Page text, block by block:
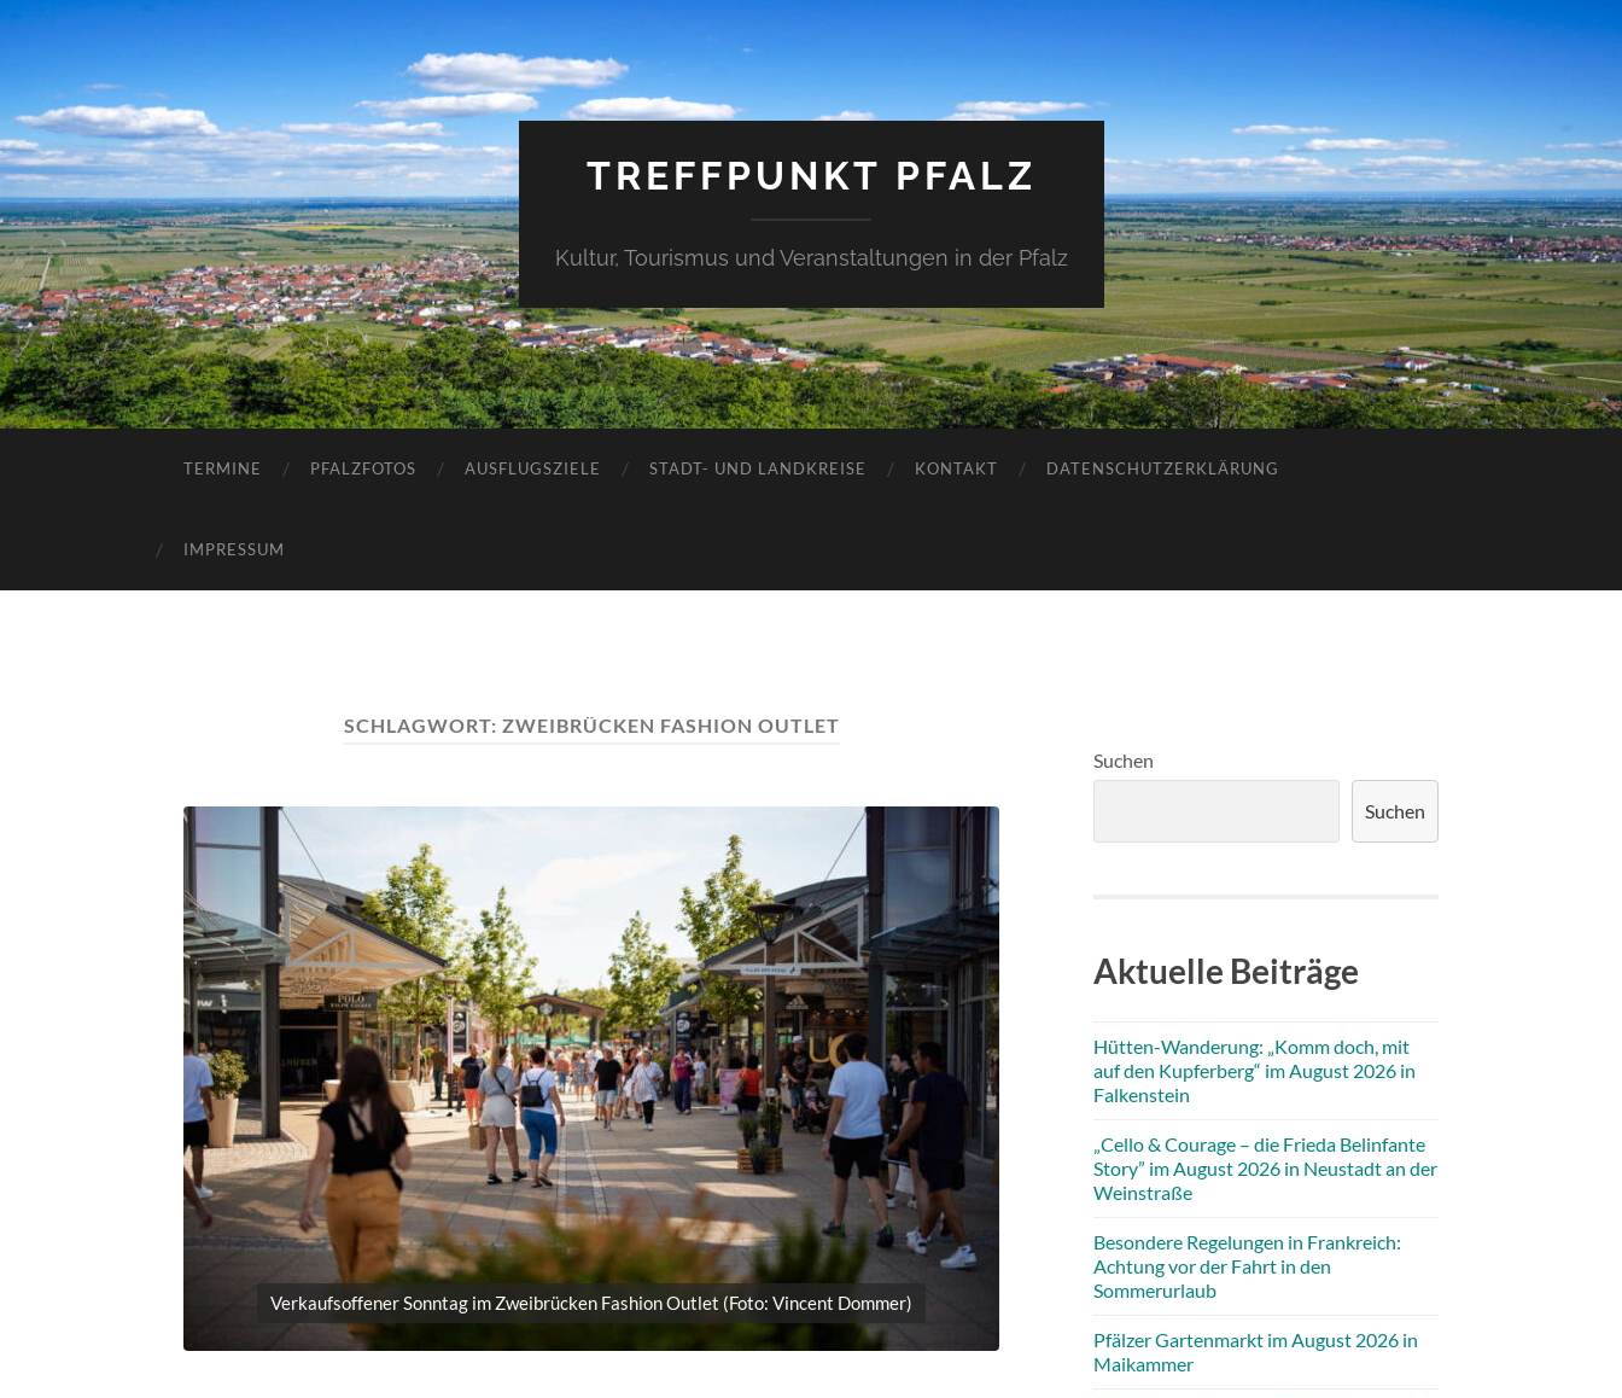
TREFFPUNKT PFALZ
Kultur, Tourismus und Veranstaltungen in der Pfalz
TERMINE PFALZFOTOS AUSFLUGSZIELE STADT- UND LANDKREISE KONTAKT DATENSCHUTZERKLÄRUNG
IMPRESSUM
SCHLAGWORT: ZWEIBRÜCKEN FASHION OUTLET
Verkaufsoffener Sonntag im Zweibrücken Fashion Outlet (Foto: Vincent Dommer)
Suchen
Suchen
Aktuelle Beiträge
Hütten-Wanderung: „Komm doch, mit
auf den Kupferberg“ im August 2026 in
Falkenstein
„Cello & Courage – die Frieda Belinfante
Story” im August 2026 in Neustadt an der
Weinstraße
Besondere Regelungen in Frankreich:
Achtung vor der Fahrt in den
Sommerurlaub
Pfälzer Gartenmarkt im August 2026 in
Maikammer